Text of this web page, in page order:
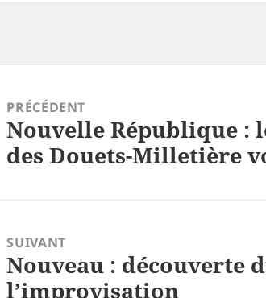
PRÉCÉDENT
Article
précédent :
Nouvelle République :
des Douets-Milletière
SUIVANT
Article
suivant :
Nouveau : découverte
l’improvisation